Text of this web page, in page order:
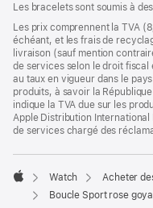
Les bracelets sont soumis à
Les prix comprennent la TVA
échéant, et les frais de
livraison (sauf mention
de services selon le droit fiscal
au taux en vigueur dans le
produits, à savoir la
indique la TVA due sur les
Apple Distribution
de services chargé des
Apple
Watch
Acheter
Boucle Sport rose